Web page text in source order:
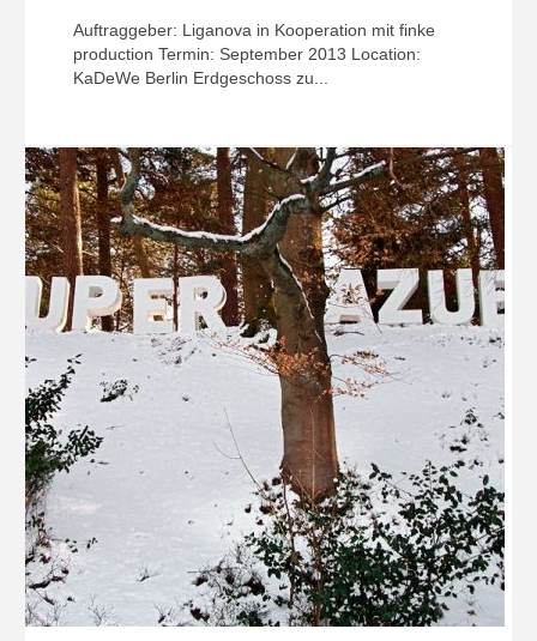
Auftraggeber: Liganova in Kooperation mit finke
production Termin: September 2013 Location:
KaDeWe Berlin Erdgeschoss zu...